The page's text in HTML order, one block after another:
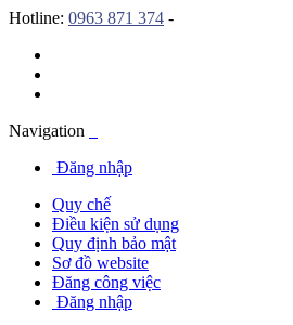
Hotline: 0963 871 374 -
Navigation
Đăng nhập
Quy chế
Điều kiện sử dụng
Quy định bảo mật
Sơ đồ website
Đăng công việc
Đăng nhập